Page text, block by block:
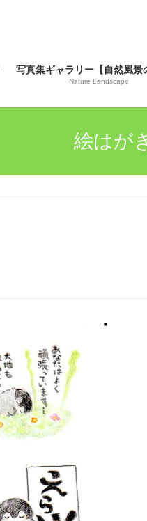
写真集ギャラリー【自然風景
Nature Landscape
絵はが